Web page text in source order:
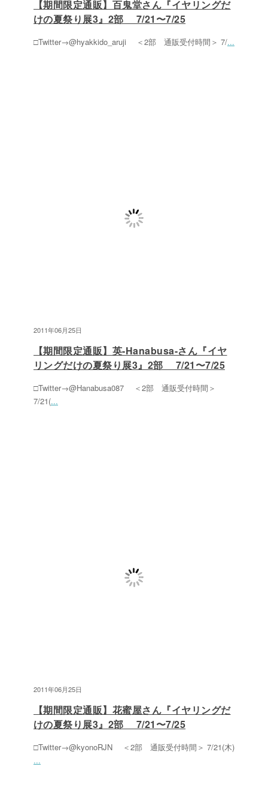
【期間限定通販】百鬼堂さん『イヤリングだ
けの夏祭り展3』2部 7/21〜7/25
□Twitter→@hyakkido_aruji ＜2部 通販受付時間＞ 7/...
2011年06月25日
【期間限定通販】英-Hanabusa-さん『イヤ
リングだけの夏祭り展3』2部 7/21〜7/25
□Twitter→@Hanabusa087 ＜2部 通販受付時間＞
7/21(...
2011年06月25日
【期間限定通販】花蜜屋さん『イヤリングだ
けの夏祭り展3』2部 7/21〜7/25
□Twitter→@kyonoRJN ＜2部 通販受付時間＞ 7/21(木)
...